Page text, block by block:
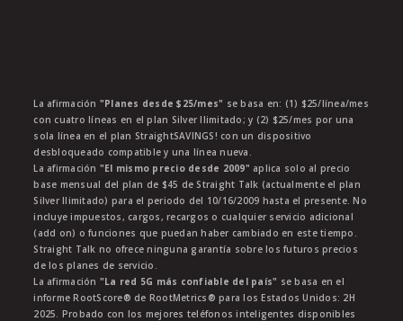
La afirmación "Planes desde $25/mes" se basa en: (1) $25/línea/mes
con cuatro líneas en el plan Silver Ilimitado; y (2) $25/mes por una
sola línea en el plan StraightSAVINGS! con un dispositivo
desbloqueado compatible y una línea nueva.
La afirmación "El mismo precio desde 2009" aplica solo al precio
base mensual del plan de $45 de Straight Talk (actualmente el plan
Silver Ilimitado) para el periodo del 10/16/2009 hasta el presente. No
incluye impuestos, cargos, recargos o cualquier servicio adicional
(add on) o funciones que puedan haber cambiado en este tiempo.
Straight Talk no ofrece ninguna garantía sobre los futuros precios
de los planes de servicio.
La afirmación "La red 5G más confiable del país" se basa en el
informe RootScore® de RootMetrics® para los Estados Unidos: 2H
2025. Probado con los mejores teléfonos inteligentes disponibles